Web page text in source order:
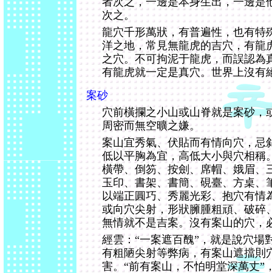
次之。
龍穴千形萬狀，有普遍性，也有特
洋之地，常見無龍虎的吉穴，有龍
之穴。不可拘泥于龍虎，而誤認為
有龍虎就一定是真穴。世界上沒有
案砂
穴前橫攔之小山或山脊就是案砂，
周密而無空曠之嫌。
案山宜秀氣、伏貼而有情向穴，忌
低以平胸為宜，高低大小與穴相稱
橫帶、倒笏、按劍、席帽、娥眉、
玉印、書架、書簡、硯臺、方桌、
以端正圓巧、秀麗光彩、抱穴有情
或向穴尖射，形狀臃腫粗頑、破碎
無情就不是吉案。沒有案山的穴，
經雲：“一案遮百醜”，就是說穴場
有粗陋尖射等弊病，有案山遮擋則
害。“前有案山，不怕明堂深萬丈”